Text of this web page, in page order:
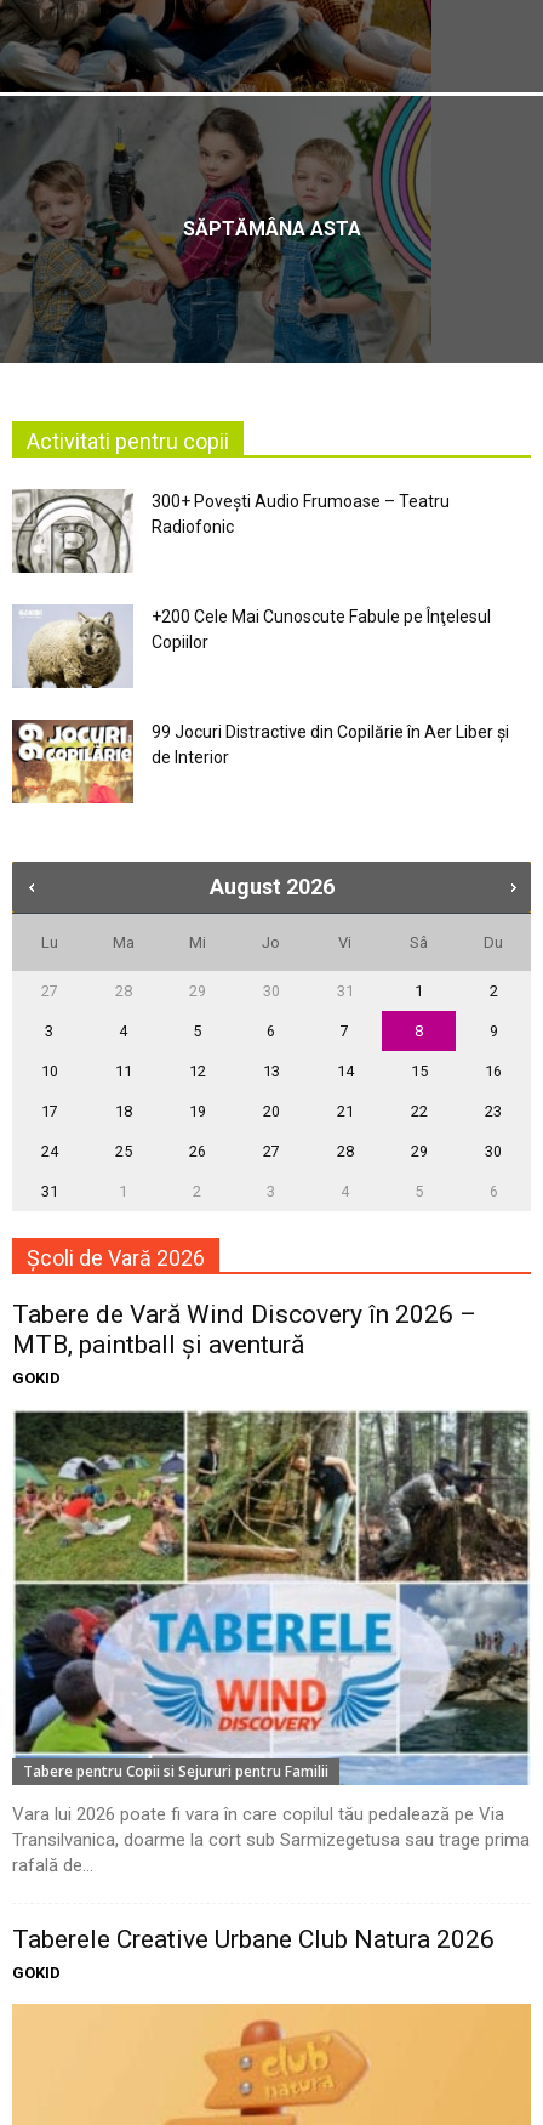
SĂPTĂMÂNA ASTA
Activitati pentru copii
300+ Povești Audio Frumoase – Teatru
Radiofonic
+200 Cele Mai Cunoscute Fabule pe Înţelesul
Copiilor
99 Jocuri Distractive din Copilărie în Aer Liber şi
de Interior
August 2026
Lu Ma Mi Jo Vi Sâ Du
27 28 29 30 31 1 2
3 4 5 6 7 8 9
10 11 12 13 14 15 16
17 18 19 20 21 22 23
24 25 26 27 28 29 30
31 1 2 3 4 5 6
Școli de Vară 2026
Tabere de Vară Wind Discovery în 2026 –
MTB, paintball și aventură
GOKID
Tabere pentru Copii si Sejururi pentru Familii
Vara lui 2026 poate fi vara în care copilul tău pedalează pe Via
Transilvanica, doarme la cort sub Sarmizegetusa sau trage prima
rafală de...
Taberele Creative Urbane Club Natura 2026
GOKID